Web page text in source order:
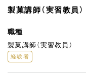
製菓講師（実習教員
職種
製菓講師（実習教員）
経験者